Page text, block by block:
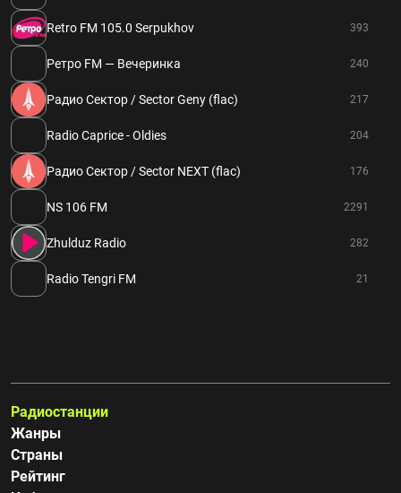
Retro FM 105.0 Serpukhov 393
Ретро FM — Вечеринка 240
Радио Сектор / Sector Geny (flac) 217
Radio Caprice - Oldies 204
Радио Сектор / Sector NEXT (flac) 176
NS 106 FM 2291
Zhulduz Radio 282
Radio Tengri FM 21
Радиостанции
Жанры
Страны
Рейтинг